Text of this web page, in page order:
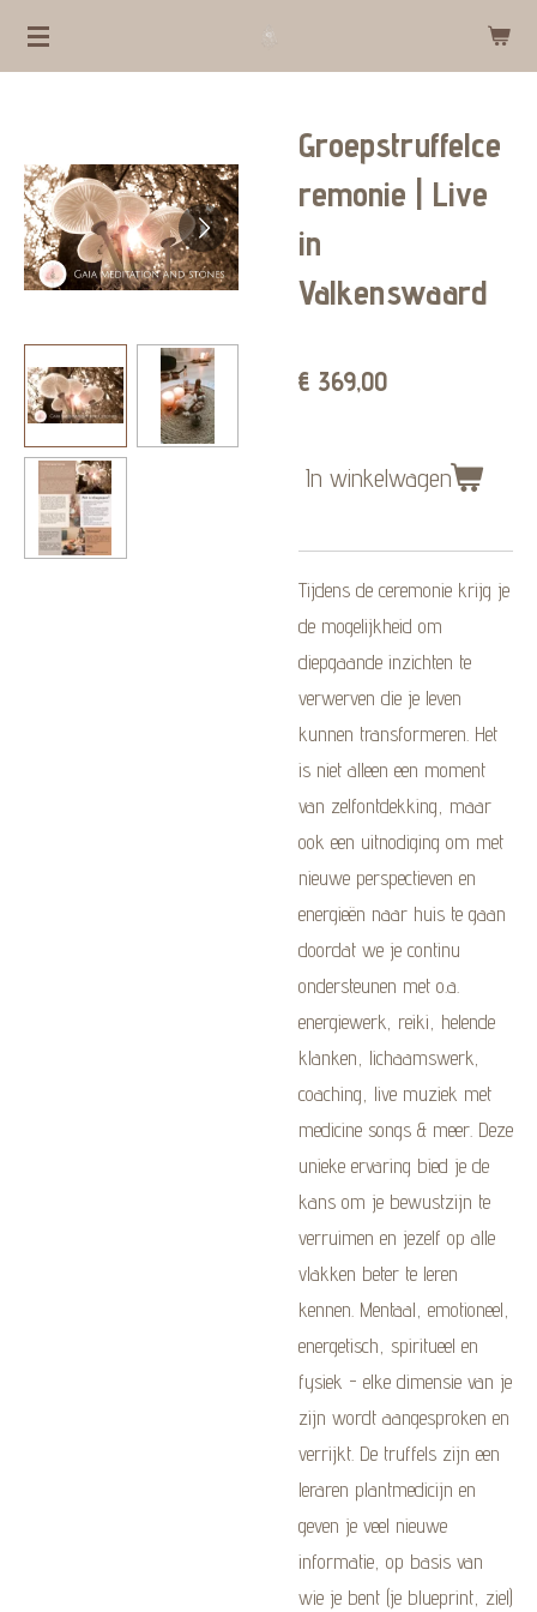
Ga
hoofdinhoud
Groepstruffelce
remonie | Live
in
Valkenswaard
€ 369,00
In winkelwagen
Tijdens de ceremonie krijg je
de mogelijkheid om
diepgaande inzichten te
verwerven die je leven
kunnen transformeren. Het
is niet alleen een moment
van zelfontdekking, maar
ook een uitnodiging om met
nieuwe perspectieven en
energieën naar huis te gaan
doordat we je continu
ondersteunen met o.a.
energiewerk, reiki, helende
klanken, lichaamswerk,
coaching, live muziek met
medicine songs & meer. Deze
unieke ervaring bied je de
kans om je bewustzijn te
verruimen en jezelf op alle
vlakken beter te leren
kennen. Mentaal, emotioneel,
energetisch, spiritueel en
fysiek - elke dimensie van je
zijn wordt aangesproken en
verrijkt. De truffels zijn een
leraren plantmedicijn en
geven je veel nieuwe
informatie, op basis van
wie je bent (je blueprint, ziel)